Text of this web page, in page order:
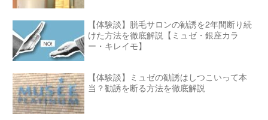
【体験談】脱毛サロンの勧誘を2年間断り続
けた方法を徹底解説【ミュゼ・銀座カラ
ー・キレイモ】
【体験談】ミュゼの勧誘はしつこいって本
当？勧誘を断る方法を徹底解説